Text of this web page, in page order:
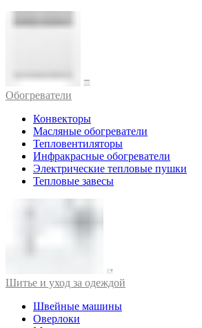
Обогреватели
Конвекторы
Масляные обогреватели
Тепловентиляторы
Инфракрасные обогреватели
Электрические тепловые пушки
Тепловые завесы
Шитье и уход за одеждой
Швейные машины
Оверлоки